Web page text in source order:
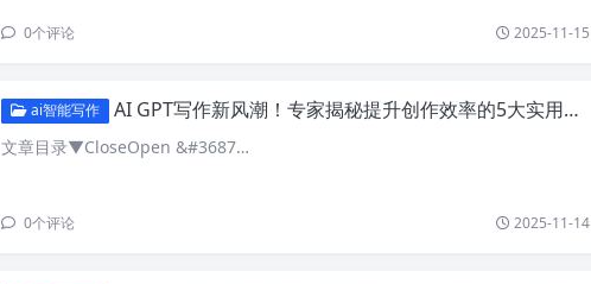
0个评论 2025-11-15
ai智能写作 AI GPT写作新风潮！专家揭秘提升创作效率的5大实用技巧曝光
文章目录▼CloseOpen &#3687…
0个评论 2025-11-14